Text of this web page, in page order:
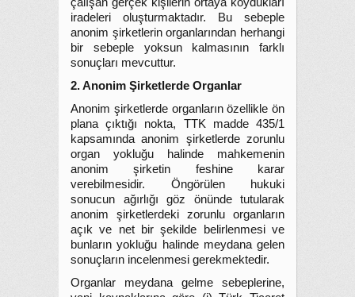
iradeleri oluşturmaktadır. Bu sebeple
anonim şirketlerin organlarından herhangi
bir sebeple yoksun kalmasının farklı
sonuçları mevcuttur.
2. Anonim Şirketlerde Organlar
Anonim şirketlerde organların özellikle ön
plana çıktığı nokta, TTK madde 435/1
kapsamında anonim şirketlerde zorunlu
organ yokluğu halinde mahkemenin
anonim şirketin feshine karar
verebilmesidir. Öngörülen hukuki
sonucun ağırlığı göz önünde tutularak
anonim şirketlerdeki zorunlu organların
açık ve net bir şekilde belirlenmesi ve
bunların yokluğu halinde meydana gelen
sonuçların incelenmesi gerekmektedir.
Organlar meydana gelme sebeplerine,